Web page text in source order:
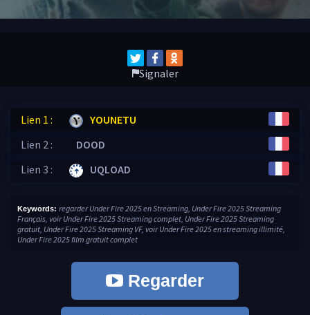
Signaler
Lien 1 :
YOUNETU
Lien 2 :
DOOD
Lien 3 :
UQLOAD
Keywords: regarder Under Fire 2025 en Streaming, Under Fire 2025 Streaming
Français, voir Under Fire 2025 Streaming complet, Under Fire 2025 Streaming
gratuit, Under Fire 2025 Streaming VF, voir Under Fire 2025 en streaming illimité,
Under Fire 2025 film gratuit complet
Regarder